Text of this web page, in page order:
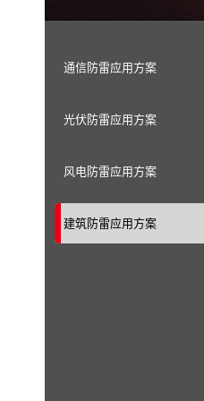
通信防雷应用方案
光伏防雷应用方案
风电防雷应用方案
建筑防雷应用方案